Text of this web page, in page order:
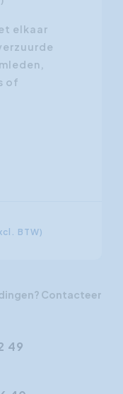
elkaar
of
BTW)
Contacteer
49